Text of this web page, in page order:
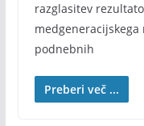
razglasitev
medgeneracijskega
podnebnih
Preberi več ...